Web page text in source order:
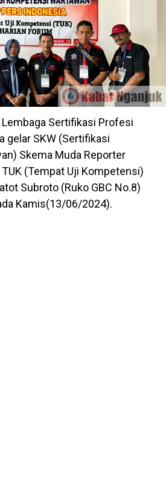
Sertifikasi Profesi
gelar SKW (Sertifikasi
Skema Muda Reporter
(Tempat Uji Kompetensi)
Subroto (Ruko GBC No.8)
Kamis(13/06/2024).